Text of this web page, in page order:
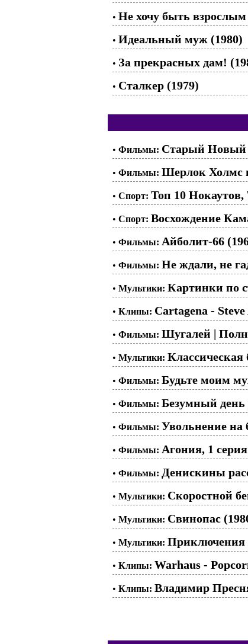
• Не хочу быть взрослым
• Идеальный муж (1980)
• За прекрасных дам!
• Сталкер (1979)
• Фильмы: Старый Новый
• Фильмы: Шерлок Холмс
• Спорт: Топ 10
• Спорт: Восхождение
• Фильмы: Айболит-66
• Фильмы: Не ждали, не
• Мультики: Картинки по
• Клипы: Cartagena -
• Фильмы: Шугалей |
• Мультики: Классическая
• Фильмы: Будьте моим
• Фильмы: Безумный день
• Фильмы: Увольнение на
• Фильмы: Агония, 1
• Фильмы: Денискины
• Мультики: Скоростной
• Мультики: Свинопас
• Мультики: Приключения
• Клипы: Warhaus -
• Клипы: Владимир